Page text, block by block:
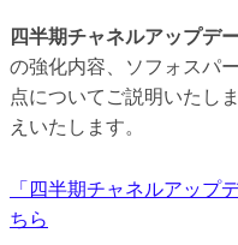
四半期チャネルアップデ
の強化内容、ソフォスパ
点についてご説明いたし
えいたします。
「四半期チャネルアップ
ちら